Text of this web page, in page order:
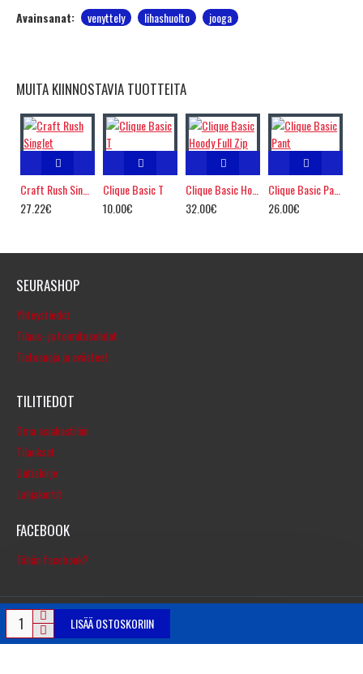
LISÄÄ OSTOSKORIIN
Avainsanat:
venyttely lihashuolto jooga
MUITA KIINNOSTAVIA TUOTTEITA
27.22€
Clique Basic T
10.00€
Clique Basic Hoody Full Zip
32.00€
Clique Basic Pant
26.00€
SEURASHOP
Yhteystiedot
Tilaus- ja toimitusehdot
Tietosuoja ja evästeet
TILITIEDOT
Oma asiakastilini
Tilaukset
Uutiskirje
Lahjakortit
FACEBOOK
Tähän facebook?
© Copyright 2016